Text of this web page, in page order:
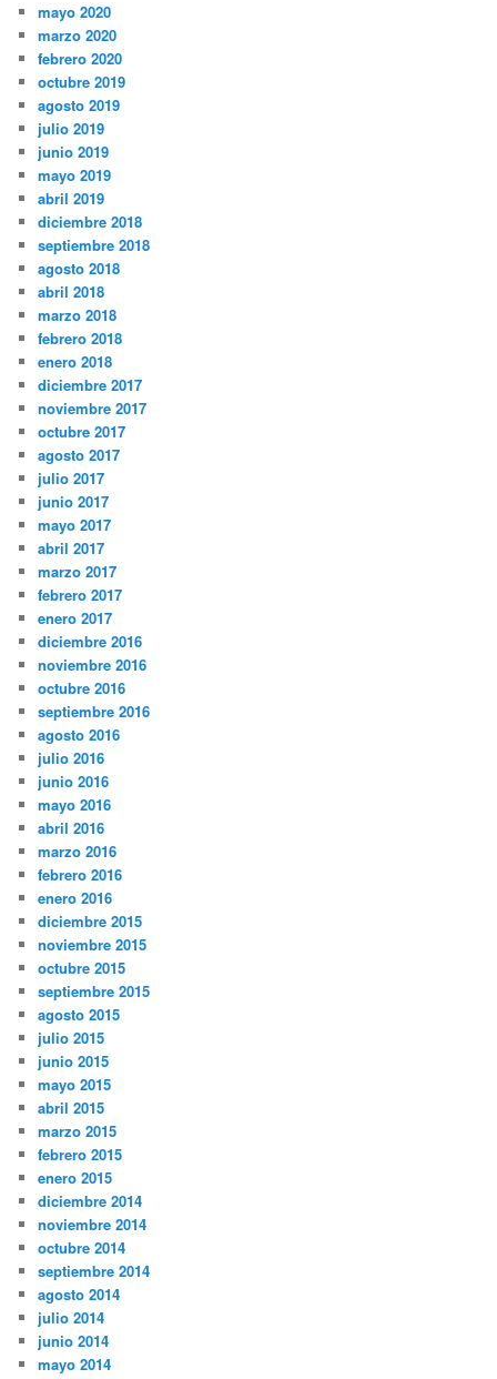
mayo 2020
marzo 2020
febrero 2020
octubre 2019
agosto 2019
julio 2019
junio 2019
mayo 2019
abril 2019
diciembre 2018
septiembre 2018
agosto 2018
abril 2018
marzo 2018
febrero 2018
enero 2018
diciembre 2017
noviembre 2017
octubre 2017
agosto 2017
julio 2017
junio 2017
mayo 2017
abril 2017
marzo 2017
febrero 2017
enero 2017
diciembre 2016
noviembre 2016
octubre 2016
septiembre 2016
agosto 2016
julio 2016
junio 2016
mayo 2016
abril 2016
marzo 2016
febrero 2016
enero 2016
diciembre 2015
noviembre 2015
octubre 2015
septiembre 2015
agosto 2015
julio 2015
junio 2015
mayo 2015
abril 2015
marzo 2015
febrero 2015
enero 2015
diciembre 2014
noviembre 2014
octubre 2014
septiembre 2014
agosto 2014
julio 2014
junio 2014
mayo 2014